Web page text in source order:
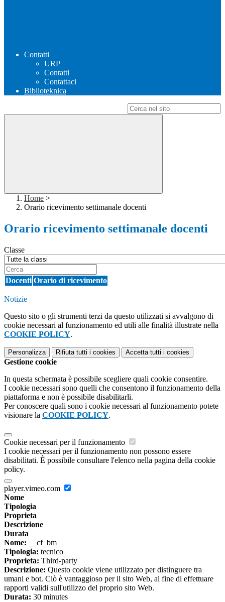
Contatti
URP
Contatti
Contattaci
Biblioteknica
Home >
Orario ricevimento settimanale docenti
Orario ricevimento settimanale docenti
Classe
Docenti Orario di ricevimento
Notizie
Questo sito o gli strumenti terzi da questo utilizzati si avvalgono di
cookie necessari al funzionamento ed utili alle finalità illustrate nella
COOKIE POLICY.
Personalizza Rifiuta tutti i cookies Accetta tutti i cookies
Gestione cookie
In questa schermata è possibile scegliere quali cookie consentire.
I cookie necessari sono quelli che consentono il funzionamento della
piattaforma e non è possibile disabilitarli.
Per conoscere quali sono i cookie necessari al funzionamento potete
visionare la COOKIE POLICY.
Cookie necessari per il funzionamento
I cookie necessari per il funzionamento non possono essere
disabilitati. È possibile consultare l'elenco nella pagina della cookie
policy.
player.vimeo.com
Nome
Tipologia
Proprieta
Descrizione
Durata
Nome: __cf_bm
Tipologia: tecnico
Proprieta: Third-party
Descrizione: Questo cookie viene utilizzato per distinguere tra
umani e bot. Ciò è vantaggioso per il sito Web, al fine di effettuare
rapporti validi sull'utilizzo del proprio sito Web.
Durata: 30 minutes